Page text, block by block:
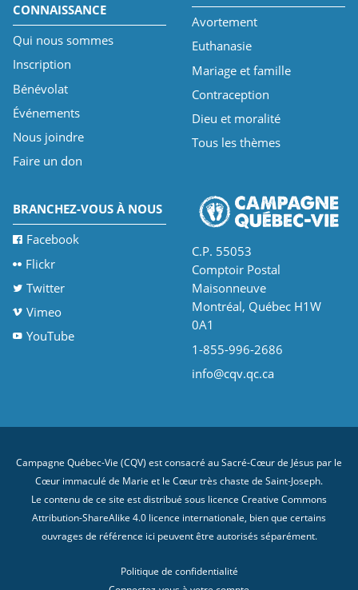
CONNAISSANCE
Qui nous sommes
Inscription
Bénévolat
Événements
Nous joindre
Faire un don
Avortement
Euthanasie
Mariage et famille
Contraception
Dieu et moralité
Tous les thèmes
BRANCHEZ-VOUS À NOUS
Facebook
Flickr
Twitter
Vimeo
YouTube
C.P. 55053
Comptoir Postal
Maisonneuve
Montréal, Québec H1W
0A1
1-855-996-2686
info@cqv.qc.ca
Campagne Québec-Vie (CQV) est consacré au Sacré-Cœur de Jésus par le
Cœur immaculé de Marie et le Cœur très chaste de Saint-Joseph.
Le contenu de ce site est distribué sous licence Creative Commons
Attribution-ShareAlike 4.0 licence internationale, bien que certains
ouvrages de référence ici peuvent être autorisés séparément.
Politique de confidentialité